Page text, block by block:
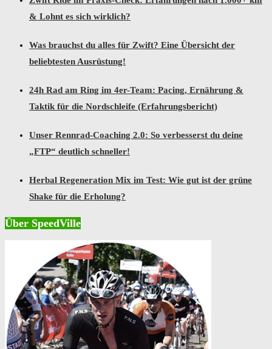
& Lohnt es sich wirklich?
Was brauchst du alles für Zwift? Eine Übersicht der
beliebtesten Ausrüstung!
24h Rad am Ring im 4er-Team: Pacing, Ernährung &
Taktik für die Nordschleife (Erfahrungsbericht)
Unser Rennrad-Coaching 2.0: So verbesserst du deine
„FTP“ deutlich schneller!
Herbal Regeneration Mix im Test: Wie gut ist der grüne
Shake für die Erholung?
Über SpeedVille